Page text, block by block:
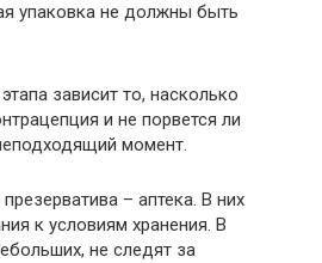
упаковка не должны быть
зависит то, насколько
и не порвется ли
момент.
– аптека. В них
к условиям хранения. В
не следят за